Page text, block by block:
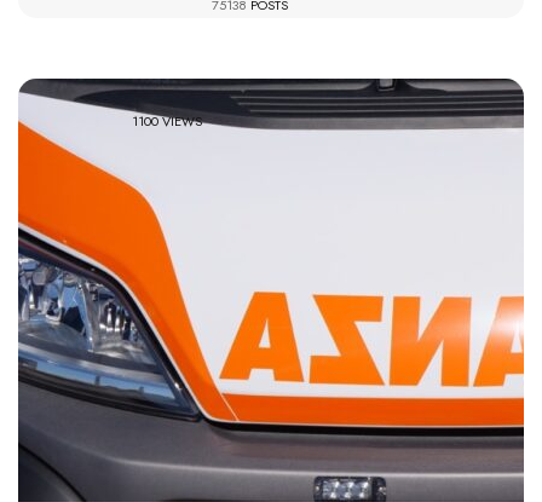
75138 POSTS
1100 VIEWS